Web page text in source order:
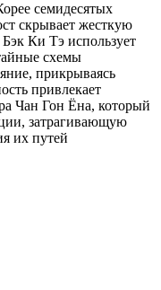
семидесятых
скрывает жесткую
Бэк Ки Тэ использует
схемы
прикрываясь
привлекает
Чан Гон Ёна, который
затрагивающую
их путей